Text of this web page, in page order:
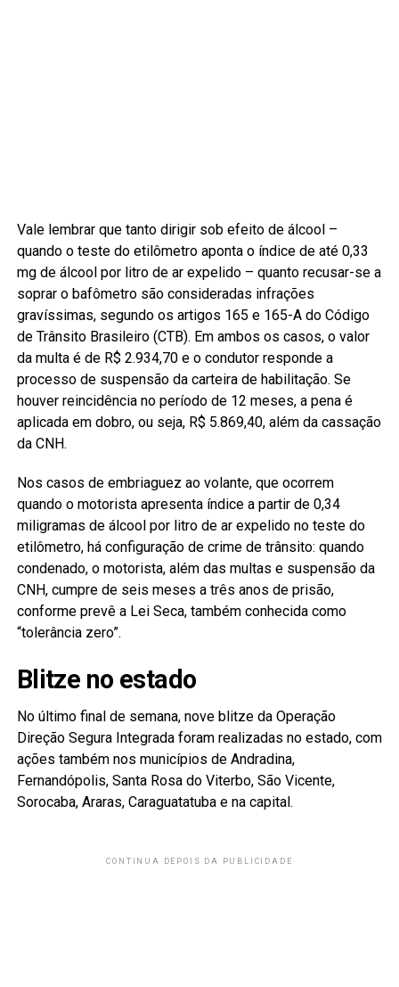
Vale lembrar que tanto dirigir sob efeito de álcool –
quando o teste do etilômetro aponta o índice de até 0,33
mg de álcool por litro de ar expelido – quanto recusar-se a
soprar o bafômetro são consideradas infrações
gravíssimas, segundo os artigos 165 e 165-A do Código
de Trânsito Brasileiro (CTB). Em ambos os casos, o valor
da multa é de R$ 2.934,70 e o condutor responde a
processo de suspensão da carteira de habilitação. Se
houver reincidência no período de 12 meses, a pena é
aplicada em dobro, ou seja, R$ 5.869,40, além da cassação
da CNH.
Nos casos de embriaguez ao volante, que ocorrem
quando o motorista apresenta índice a partir de 0,34
miligramas de álcool por litro de ar expelido no teste do
etilômetro, há configuração de crime de trânsito: quando
condenado, o motorista, além das multas e suspensão da
CNH, cumpre de seis meses a três anos de prisão,
conforme prevê a Lei Seca, também conhecida como
“tolerância zero”.
Blitze no estado
No último final de semana, nove blitze da Operação
Direção Segura Integrada foram realizadas no estado, com
ações também nos municípios de Andradina,
Fernandópolis, Santa Rosa do Viterbo, São Vicente,
Sorocaba, Araras, Caraguatatuba e na capital.
CONTINUA DEPOIS DA PUBLICIDADE